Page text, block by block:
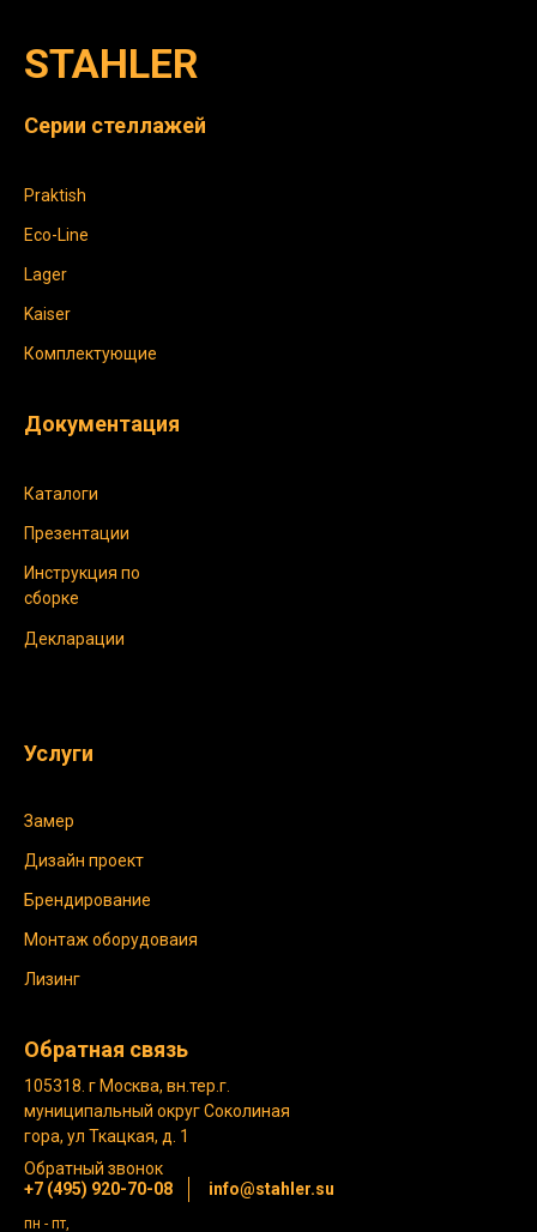
Серии стеллажей
STAHLER
Обратная связь
info@stahler.su
пн - пт,
Каталоги
Инструкция по
сборке
Praktish
Eco-Line
Lager
Kaiser
Комплектующие
Услуги
Декларации
Обратный звонок
105318. г Москва, вн.тер.г.
муниципальный округ Соколиная
гора, ул Ткацкая, д. 1
Замер
Монтаж оборудоваия
Презентации
+7 (495) 920-70-08
Документация
Дизайн проект
Лизинг
Брендирование